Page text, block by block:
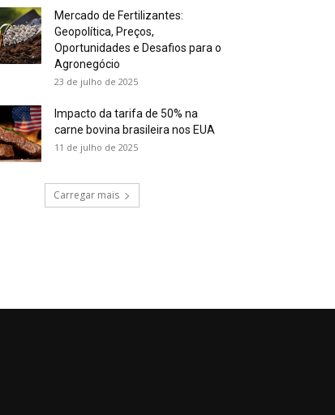
Mercado de Fertilizantes:
Geopolítica, Preços,
Oportunidades e Desafios para o
Agronegócio
23 de julho de 2025
Impacto da tarifa de 50% na
carne bovina brasileira nos EUA
11 de julho de 2025
Carregar mais